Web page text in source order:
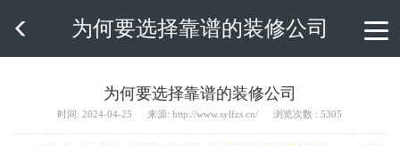
 为何要选择靠谱的装修公司
为何要选择靠谱的装修公司
时间: 2024-04-25 来源: http://www.sylfzs.cn/ 浏览次数 : 5305